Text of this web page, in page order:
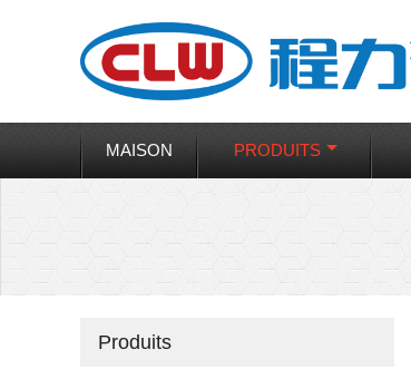
MAISON PRODUITS
Produits